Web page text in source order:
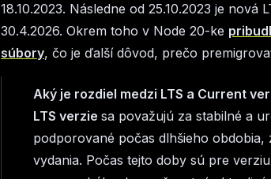
18.10.2023. Následne od 25.10.2023 je
30.4.2026. Okrem toho v Node 20-ke
súbory, čo je ďalší dôvod, prečo
Aký je rozdiel medzi LTS a Current
LTS verzie sa považujú za stabilné a
podporované počas dlhšieho
vydania. Počas tejto doby sú pre